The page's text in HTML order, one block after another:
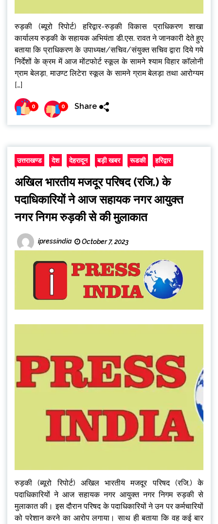
रुड़की (ब्यूरो रिपोर्ट) हरिद्वार-रुड़की विकास प्राधिकरण शाखा
कार्यालय रुड़की के सहायक अभियंता डी.एस. रावत ने जानकारी देते हुए
बताया कि प्राधिकरण के उपाध्यक्ष/सचिव/संयुक्त सचिव द्वारा दिये गये
निर्देशों के क्रम में आज मोंटफोर्ट स्कूल के सामने श्याम विहार काॅलोनी
ग्राम बेलड़ा, माउण्ट लिटेरा स्कूल के सामने ग्राम बेलड़ा तथा आरोग्यम
[…]
0 0 Share
उत्तराखण्ड देश देहरादून बड़ी खबर रूडकी हरिद्वार
अखिल भारतीय मजदूर परिषद (रजि.) के
पदाधिकारियों ने आज सहायक नगर आयुक्त
नगर निगम रुड़की से की मुलाकात
ipressindia October 7, 2023
रुड़की (ब्यूरो रिपोर्ट) अखिल भारतीय मजदूर परिषद (रजि.) के
पदाधिकारियों ने आज सहायक नगर आयुक्त नगर निगम रुड़की से
मुलाकात की। इस दौरान परिषद के पदाधिकारियों ने उन पर कर्मचारियों
को परेशान करने का आरोप लगाया। साथ ही बताया कि वह कई बार